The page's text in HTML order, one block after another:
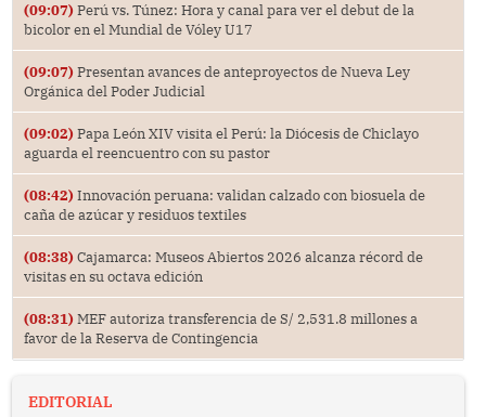
(09:07) Perú vs. Túnez: Hora y canal para ver el debut de la
bicolor en el Mundial de Vóley U17
(09:07) Presentan avances de anteproyectos de Nueva Ley
Orgánica del Poder Judicial
(09:02) Papa León XIV visita el Perú: la Diócesis de Chiclayo
aguarda el reencuentro con su pastor
(08:42) Innovación peruana: validan calzado con biosuela de
caña de azúcar y residuos textiles
(08:38) Cajamarca: Museos Abiertos 2026 alcanza récord de
visitas en su octava edición
(08:31) MEF autoriza transferencia de S/ 2,531.8 millones a
favor de la Reserva de Contingencia
EDITORIAL